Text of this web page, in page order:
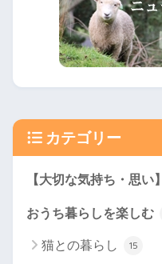
カテゴリー
【大切な気持ち・思い】
おうち暮らしを楽しむ
猫との暮らし 15